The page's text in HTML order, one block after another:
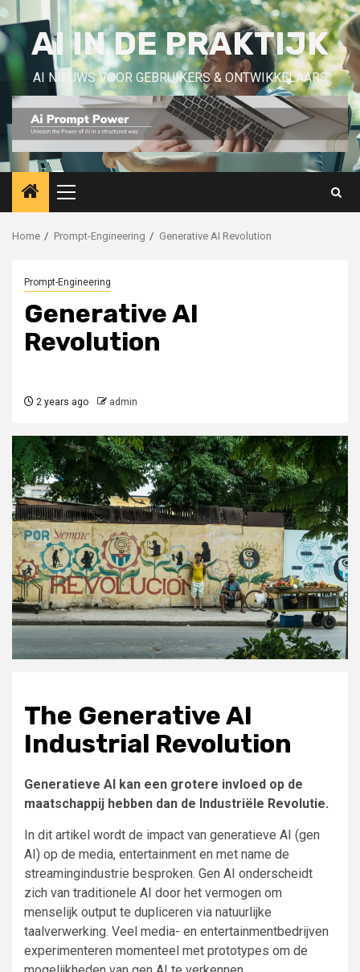
Skip
to
contentAI IN DE PRAKTIJK
AI NIEUWS VOOR GEBRUIKERS & ONTWIKKELAARS
Primary
Menu
Home Prompt-Engineering Generative AI Revolution
Prompt-Engineering
Generative AI
Revolution
2 years ago admin
The Generative AI
Industrial Revolution
Generatieve AI kan een grotere invloed op de
maatschappij hebben dan de Industriële Revolutie.
In dit artikel wordt de impact van generatieve AI (gen
AI) op de media, entertainment en met name de
streamingindustrie besproken. Gen AI onderscheidt
zich van traditionele AI door het vermogen om
menselijk output te dupliceren via natuurlijke
taalverwerking. Veel media- en entertainmentbedrijven
experimenteren momenteel met prototypes om de